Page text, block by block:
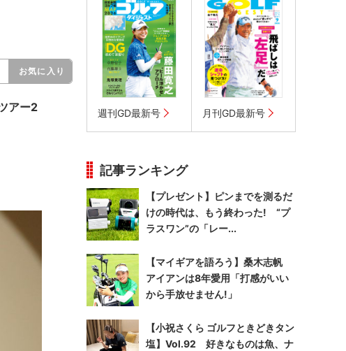
お気に入り
アー2
週刊GD最新号 月刊GD最新号
記事ランキング
【プレゼント】ピンまでを測るだ
けの時代は、もう終わった! “プ
ラスワン”の「レー...
【マイギアを語ろう】桑木志帆
アイアンは8年愛用「打感がいい
から手放せません!」
【小祝さくら ゴルフときどきタン
塩】Vol.92 好きなものは魚、ナ